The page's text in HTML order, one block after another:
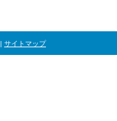
| サイトマップ